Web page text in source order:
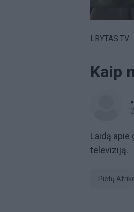
LRYTAS.TV
Kaip
Laidą apie
televiziją.
Pietų